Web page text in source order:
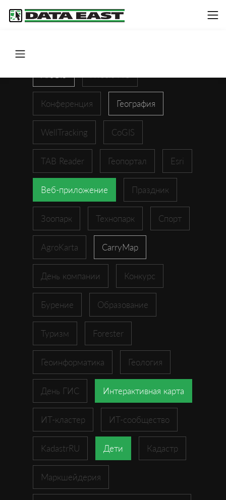
Конференция География
WellTracking CoGIS
TAB Reader Геопортал Esri
Веб-приложение Праздник
Зоопарк Технопарк Спорт
AgroKarta CarryMap
День компании Конкурс
Бурение Образование
Туризм Forester
Геоинформатика Геология
День ГИС Интерактивная карта
ИТ-кластер ИТ-сообщество
KadastrRU Дети Кадастр
Маркшейдерия